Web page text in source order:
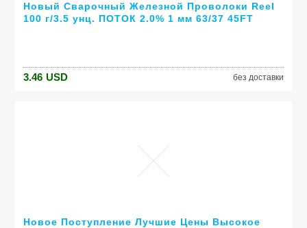
Новый Сварочный Железной Проволоки Reel
100 г/3.5 унц. ПОТОК 2.0% 1 мм 63/37 45FT
3.46 USD без доставки
Новое Поступление Лучшие Цены Высокое